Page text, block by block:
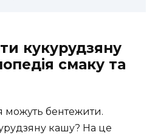
кукурудзяну
смаку та
можуть бентежити.
кашу? На це